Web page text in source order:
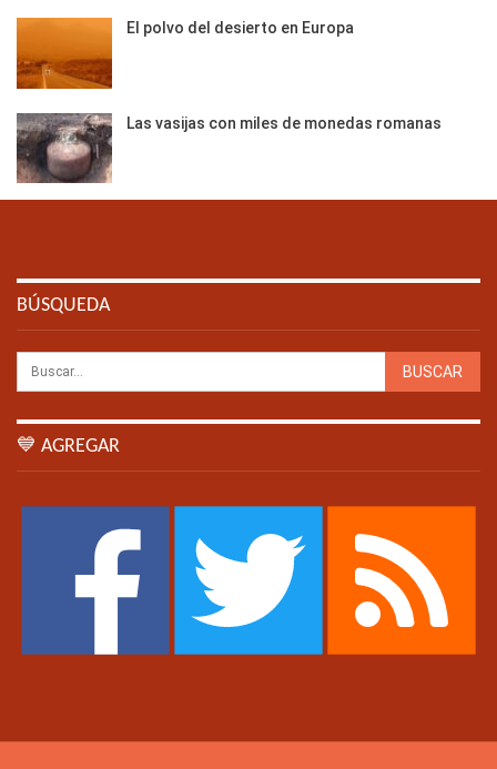
El polvo del desierto en Europa
Las vasijas con miles de monedas romanas
BÚSQUEDA
💙 AGREGAR